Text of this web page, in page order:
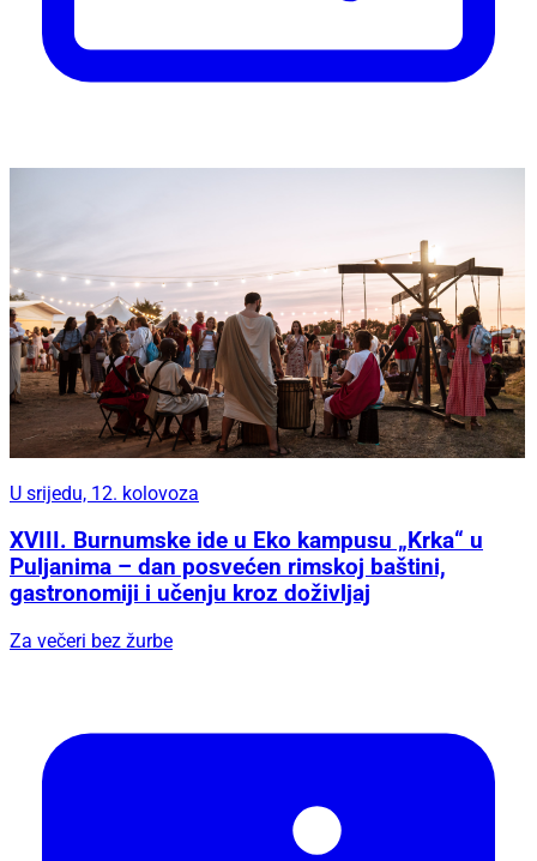
U srijedu, 12. kolovoza
XVIII. Burnumske ide u Eko kampusu „Krka“ u
Puljanima – dan posvećen rimskoj baštini,
gastronomiji i učenju kroz doživljaj
Za večeri bez žurbe